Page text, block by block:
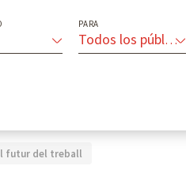
PARA
Todos los públicos
futur del treball